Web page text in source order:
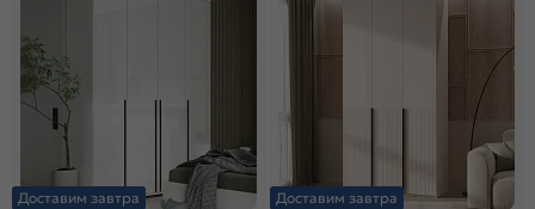
Доставим завтра
Доставим завтра